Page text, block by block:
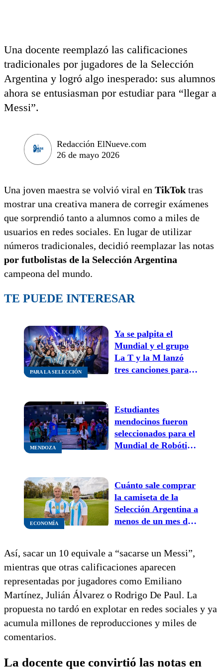
Una docente reemplazó las calificaciones
tradicionales por jugadores de la Selección
Argentina y logró algo inesperado: sus alumnos
ahora se entusiasman por estudiar para “llegar a
Messi”.
Redacción ElNueve.com
26 de mayo 2026
Una joven maestra se volvió viral en TikTok tras
mostrar una creativa manera de corregir exámenes
que sorprendió tanto a alumnos como a miles de
usuarios en redes sociales. En lugar de utilizar
números tradicionales, decidió reemplazar las notas
por futbolistas de la Selección Argentina
campeona del mundo.
TE PUEDE INTERESAR
PARA LA SELECCIÓN
Ya se palpita el
Mundial y el grupo
La T y la M lanzó
tres canciones para
MENDOZA
Estudiantes
mendocinos fueron
seleccionados para el
Mundial de Robótica
ECONOMÍA
Cuánto sale comprar
la camiseta de la
Selección Argentina a
menos de un mes del
Así, sacar un 10 equivale a “sacarse un Messi”,
mientras que otras calificaciones aparecen
representadas por jugadores como Emiliano
Martínez, Julián Álvarez o Rodrigo De Paul. La
propuesta no tardó en explotar en redes sociales y ya
acumula millones de reproducciones y miles de
comentarios.
La docente que convirtió las notas en